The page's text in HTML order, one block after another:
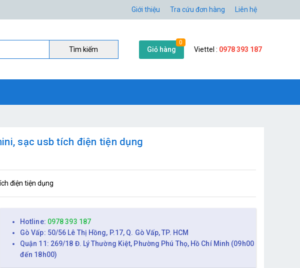
Giới thiệu Tra cứu đơn hàng Liên hệ
Tìm kiếm Giỏ hàng
0
Viettel : 0978 393 187
sạc usb tích điện tiện dụng
điện tiện dụng
Hotline: 0978 393 187
Gò Vấp: 50/56 Lê Thị Hồng, P.17, Q. Gò Vấp, TP. HCM
Quận 11: 269/18 Đ. Lý Thường Kiệt, Phường Phú Thọ, Hồ Chí Minh (09h00
đến 18h00)